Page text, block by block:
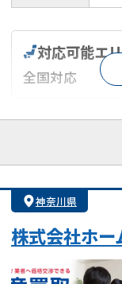
対応可能エ
全国対応
対応が親身
神奈川県
株式会社ホー